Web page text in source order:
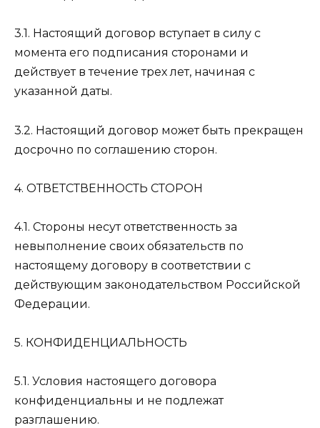
3.1. Настоящий договор вступает в силу с
момента его подписания сторонами и
действует в течение трех лет, начиная с
указанной даты.
3.2. Настоящий договор может быть прекращен
досрочно по соглашению сторон.
4. ОТВЕТСТВЕННОСТЬ СТОРОН
4.1. Стороны несут ответственность за
невыполнение своих обязательств по
настоящему договору в соответствии с
действующим законодательством Российской
Федерации.
5. КОНФИДЕНЦИАЛЬНОСТЬ
5.1. Условия настоящего договора
конфиденциальны и не подлежат
разглашению.